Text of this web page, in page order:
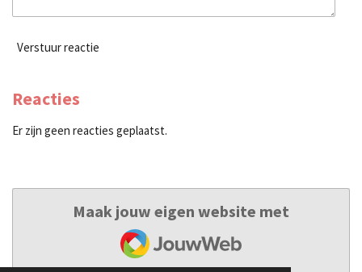
Verstuur reactie
Reacties
Er zijn geen reacties geplaatst.
Maak jouw eigen website met
JouwWeb